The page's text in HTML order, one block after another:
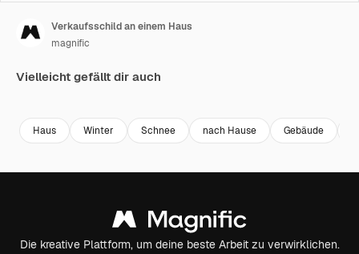
Verkaufsschild an einem Haus
magnific
Vielleicht gefällt dir auch
Haus Winter Schnee nach Hause Gebäude
Die kreative Plattform, um deine beste Arbeit zu verwirklichen.